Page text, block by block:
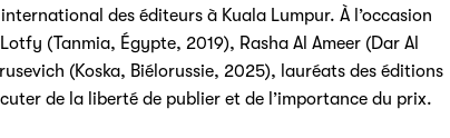
des éditeurs à Kuala Lumpur. À l’occasion
(Tanmia, Égypte, 2019), Rasha Al Ameer (Dar Al
(Koska, Biélorussie, 2025), lauréats des éditions
de la liberté de publier et de l’importance du prix.